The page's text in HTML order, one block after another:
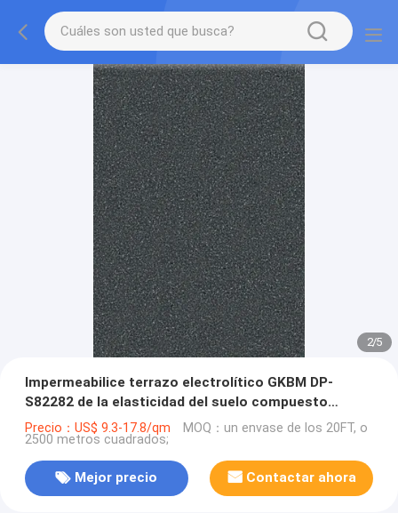
2/5
Impermeabilice terrazo electrolítico GKBM DP-
S82282 de la elasticidad del suelo compuesto
plástico de la piedra de 5.5m m el alto
Precio：US$ 9.3-17.8/qm MOQ：un envase de los 20FT, o
2500 metros cuadrados;
Mejor precio Contactar ahora